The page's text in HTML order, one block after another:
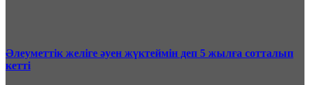
Әлеуметтік желіге әуен жүктеймін деп 5 жылға сотталып
кетті